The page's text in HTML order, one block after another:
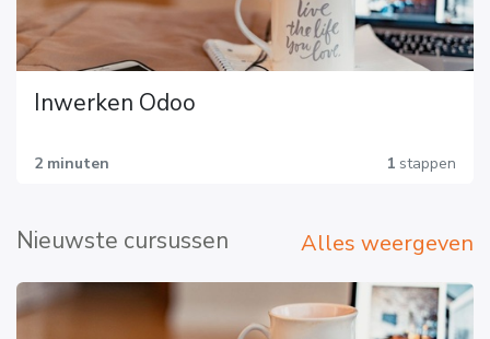
Inwerken Odoo
2 minuten 1 stappen
Alles weergeven
Nieuwste cursussen